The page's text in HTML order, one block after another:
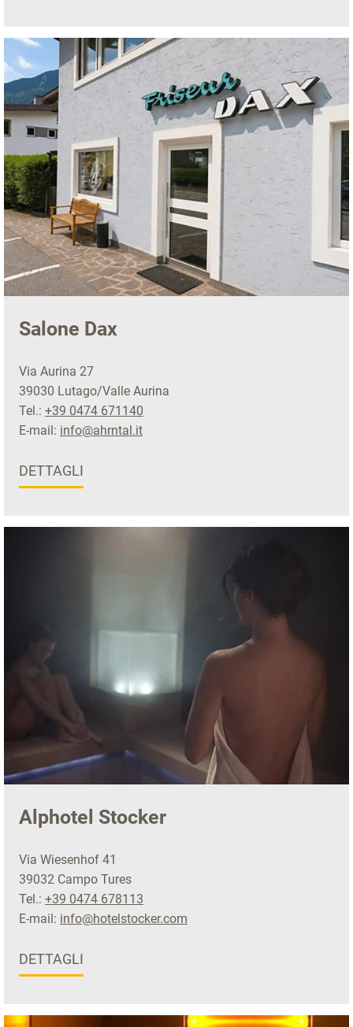
Salone Dax
Via Aurina 27
39030 Lutago/Valle Aurina
Tel.: +39 0474 671140
E-mail: info@ahrntal.it
DETTAGLI
Alphotel Stocker
Via Wiesenhof 41
39032 Campo Tures
Tel.: +39 0474 678113
E-mail: info@hotelstocker.com
DETTAGLI